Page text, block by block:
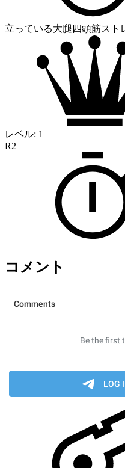
立っている大腿四頭筋スト
レベル: 1
R2
コメント